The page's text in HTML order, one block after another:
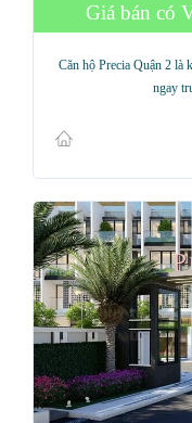
Giá bán có
Căn hộ Precia Quận 2 là
ngay